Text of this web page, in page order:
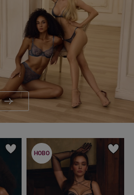
НОВО